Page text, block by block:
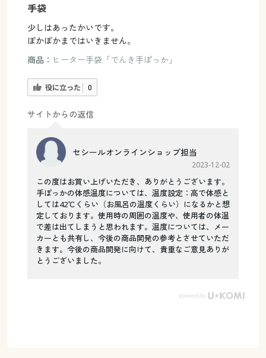
手袋
少しはあったかいです。
ぽかぽかまではいきません。
商品： ヒーター手袋「でんき手ぽっか」
役に立った 0
サイトからの返信
セシールオンラインショップ担当
2023-12-02
この度はお買い上げいただき、ありがとうございます。
手ぽっかの体感温度については、温度設定：高で体感と
しては42℃くらい（お風呂の温度くらい）になるかと想
定しております。使用時の周囲の温度や、使用者の体温
で差は出てしまうと思われます。温度については、メー
カーとも共有し、今後の商品開発の参考とさせていただ
きます。今後の商品開発に向けて、貴重なご意見ありが
とうございました。